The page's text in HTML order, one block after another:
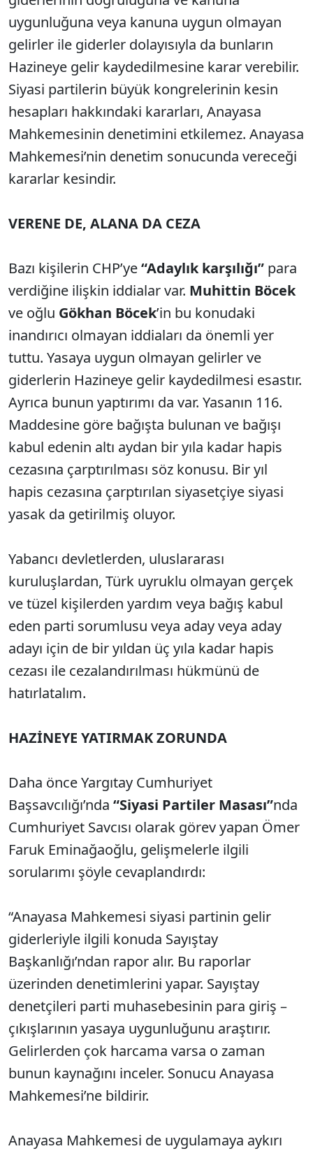
uygunluğuna veya kanuna uygun olmayan
gelirler ile giderler dolayısıyla da bunların
Hazineye gelir kaydedilmesine karar verebilir.
Siyasi partilerin büyük kongrelerinin kesin
hesapları hakkındaki kararları, Anayasa
Mahkemesinin denetimini etkilemez. Anayasa
Mahkemesi’nin denetim sonucunda vereceği
kararlar kesindir.
VERENE DE, ALANA DA CEZA
Bazı kişilerin CHP’ye“Adaylık karşılığı” para
verdiğine ilişkin iddialar var. Muhittin Böcek
ve oğlu Gökhan Böcek’in bu konudaki
inandırıcı olmayan iddiaları da önemli yer
tuttu. Yasaya uygun olmayan gelirler ve
giderlerin Hazineye gelir kaydedilmesi esastır.
Ayrıca bunun yaptırımı da var. Yasanın 116.
Maddesine göre bağışta bulunan ve bağışı
kabul edenin altı aydan bir yıla kadar hapis
cezasına çarptırılması söz konusu. Bir yıl
hapis cezasına çarptırılan siyasetçiye siyasi
yasak da getirilmiş oluyor.
Yabancı devletlerden, uluslararası
kuruluşlardan, Türk uyruklu olmayan gerçek
ve tüzel kişilerden yardım veya bağış kabul
eden parti sorumlusu veya aday veya aday
adayı için de bir yıldan üç yıla kadar hapis
cezası ile cezalandırılması hükmünü de
hatırlatalım.
HAZİNEYE YATIRMAK ZORUNDA
Daha önce Yargıtay Cumhuriyet
Başsavcılığı’nda “Siyasi Partiler Masası”nda
Cumhuriyet Savcısı olarak görev yapan Ömer
Faruk Eminağaoğlu, gelişmelerle ilgili
sorularımı şöyle cevaplandırdı:
“Anayasa Mahkemesi siyasi partinin gelir
giderleriyle ilgili konuda Sayıştay
Başkanlığı’ndan rapor alır. Bu raporlar
üzerinden denetimlerini yapar. Sayıştay
denetçileri parti muhasebesinin para giriş –
çıkışlarının yasaya uygunluğunu araştırır.
Gelirlerden çok harcama varsa o zaman
bunun kaynağını inceler. Sonucu Anayasa
Mahkemesi’ne bildirir.
Anayasa Mahkemesi de uygulamaya aykırı